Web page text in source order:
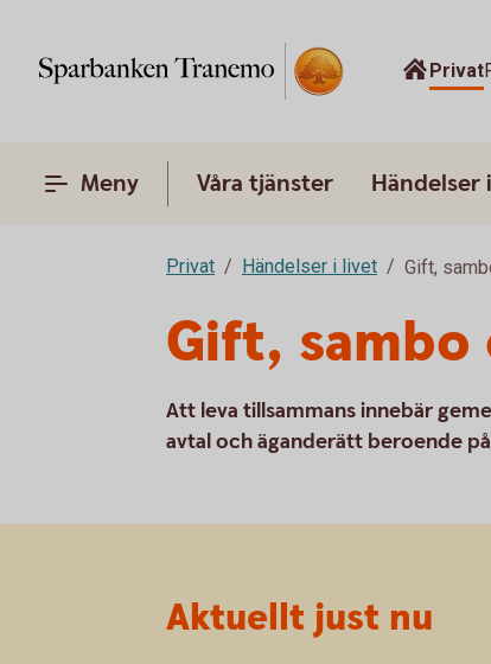
Privat
Meny Våra tjänster Händelser
Privat Händelser i livet Gift,
Gift,
Att leva tillsammans innebär
avtal och äganderätt beroende
Aktuellt just nu